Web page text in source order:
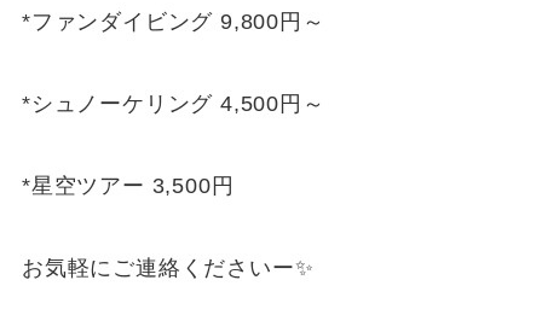
*ファンダイビング 9,800円～
*シュノーケリング 4,500円～
*星空ツアー 3,500円
お気軽にご連絡くださいー✨